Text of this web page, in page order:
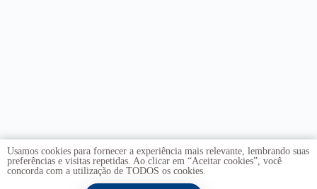
Usamos cookies para fornecer a experiência mais relevante, lembrando suas
preferências e visitas repetidas. Ao clicar em “Aceitar cookies”, você
concorda com a utilização de TODOS os cookies.